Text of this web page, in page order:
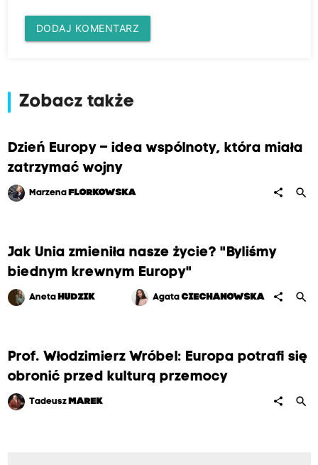
DODAJ KOMENTARZ
Zobacz także
Dzień Europy – idea wspólnoty, która miała
zatrzymać wojny
Marzena FLORKOWSKA share search
Jak Unia zmieniła nasze życie? "Byliśmy
biednym krewnym Europy"
Aneta HUDZIK AgataCIECHANOWSKA share search
Prof. Włodzimierz Wróbel: Europa potrafi się
obronić przed kulturą przemocy
Tadeusz MAREK share search